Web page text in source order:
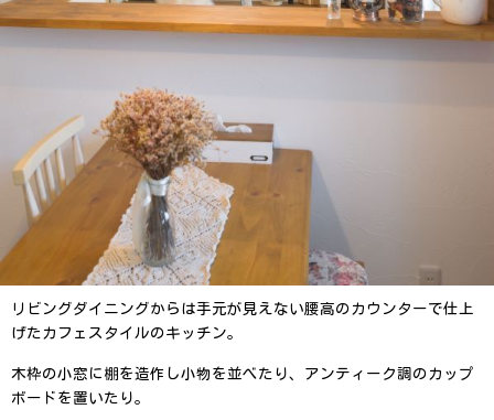
リビングダイニングからは手元が見えない腰高のカウンターで仕上
げたカフェスタイルのキッチン。
木枠の小窓に棚を造作し小物を並べたり、アンティーク調のカップ
ボードを置いたり。